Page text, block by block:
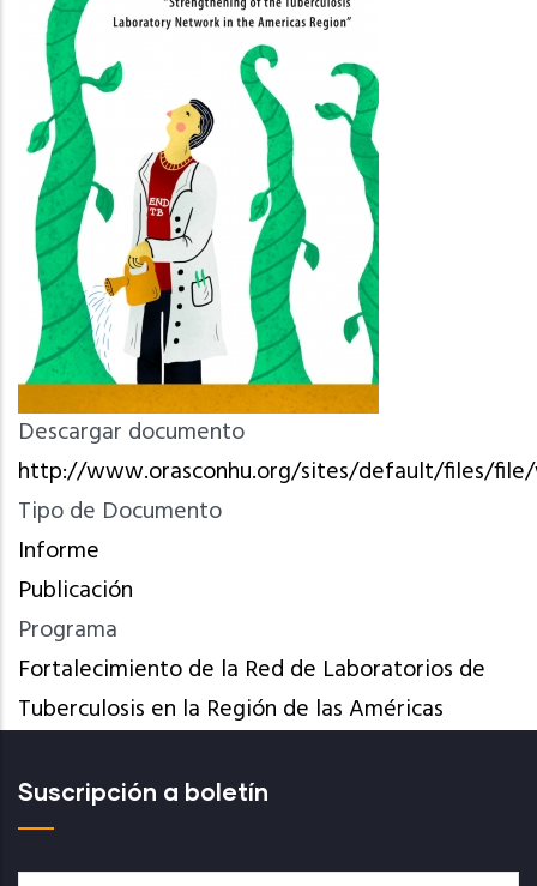
Descargar documento
http://www.orasconhu.org/sites/default/files/
Tipo de Documento
Informe
Publicación
Programa
Fortalecimiento de la Red de Laboratorios de
Tuberculosis en la Región de las Américas
Suscripción a boletín